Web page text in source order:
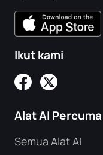
Ikut kami
Alat AI Percuma
Semua Alat AI